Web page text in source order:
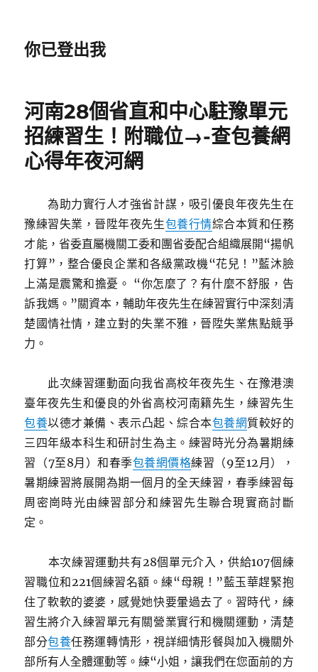
你已登出我
河南28個省直和中心駐豫單元
招練習生！附職位→-查包養網
心得年夜河網
為助力實行人才強省計謀，吸引優良年夜先生在
豫練習失業，晉陞年夜先生包養行情綜合本質和任務
才能，省委直屬機關工委和團省委配合組織展開“揚帆
打算”，整合優良企業和各級黨政機“花兒！”藍沐臉
上滿是震驚和擔憂。 “你怎麼了？有什麼不舒服，告
訴我媽。”關資本，輔助年夜先生在練習實行中深刻清
楚國情社情，建立對的失業不雅，晉陞失業焦點競爭
力。
此次練習運動面向我省高校年夜先生、在豫港澳
臺年夜先生和優良的外省高校河南籍先生，練習先生
包養以德才兼備、表示凸起、綜合本包養網質較好的
三四年級本科生和研討生為主。練習時光分為暑期練
習（7至8月）和春季包養網價格練習（9至12月），
暑期練習將展開為期一個月的全天練習，春季練習每
周密崗時光由練習部分和練習先生聯合現實商討斷
定。
本次練習運動共有28個單元介入，供給107個練
習職位和221個練習名額。練“母親！”藍玉華趕緊抱
住了軟軟的婆婆，感覺她快要暈過去了。習時代，練
習生將介入練習單元有關營業實行和機關運動，清楚
部分包養任務運轉情形，視詳細情形餐與加入機關外
部所有人全體運動等。練“小姐，讓我們在您面前的方